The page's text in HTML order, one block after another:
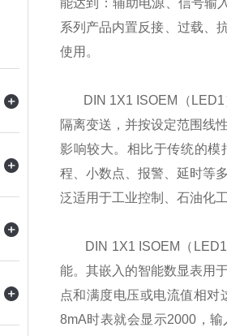
能达到：辅助电源、信号输
系列产品内置反接、过载、
使用。
DIN 1X1 ISOEM（LED1
隔离变送，并按设定范围线
影响较大。相比于传统的
程、小数点、报警、延时等
泛适用于工业控制、石油化
DIN 1X1 ISOEM（LED1
能。其嵌入的智能数显表用
点和满度电压或电流值相
8mA时表就会显示2000，